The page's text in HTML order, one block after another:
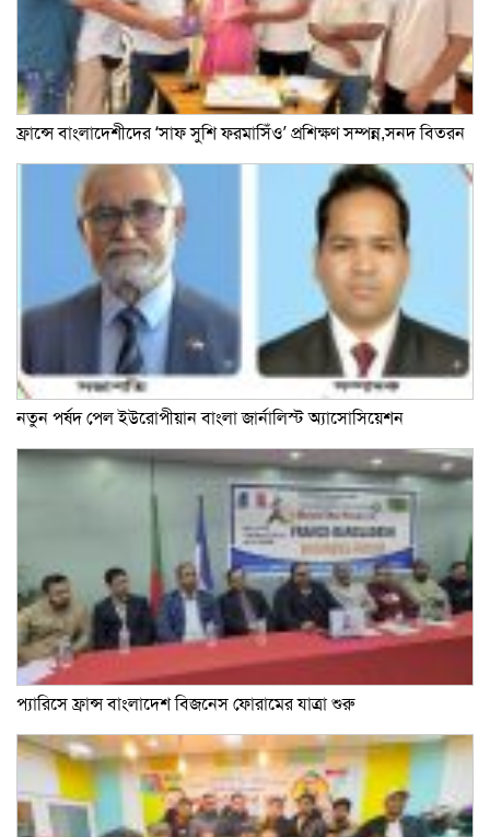
ফ্রান্সে বাংলাদেশীদের ‘সাফ সুশি ফরমাসিঁও’ প্রশিক্ষণ সম্পন্ন,সনদ বিতরন
নতুন পর্ষদ পেল ইউরোপীয়ান বাংলা জার্নালিস্ট অ্যাসোসিয়েশন
প্যারিসে ফ্রান্স বাংলাদেশ বিজনেস ফোরামের যাত্রা শুরু